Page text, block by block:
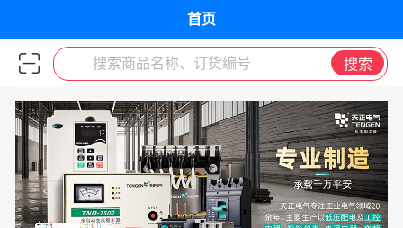
首页
搜索商品名称、订货编号 搜索